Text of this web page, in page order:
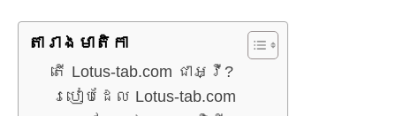
តារាង​មាតិកា
តើ Lotus-tab.com ជាអ្វី?
របៀបដែល Lotus-tab.com